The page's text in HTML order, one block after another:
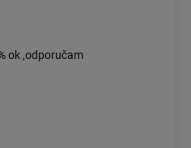
ok ,odporučam